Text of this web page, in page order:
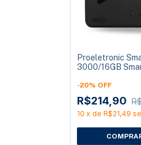
Proeletronic
3000/16GB
-20% OFF
R$214,90
10 x de R$21,49